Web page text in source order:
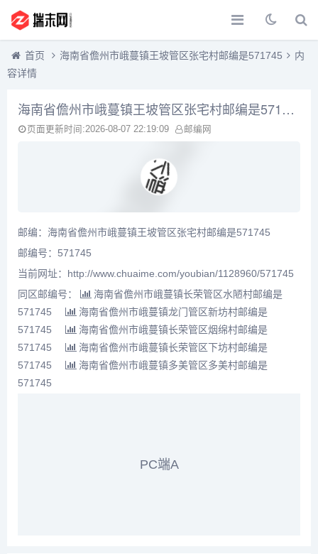
首页 海南省儋州市峨蔓镇王坡管区张宅村邮编是571745
内
容详情
海南省儋州市峨蔓镇王坡管区张宅村邮编是571745
页面更新时间:2026-08-07 22:19:09 邮编网
邮编：海南省儋州市峨蔓镇王坡管区张宅村邮编是571745
邮编号：571745
当前网址：http://www.chuaime.com/youbian/1128960/571745
同区邮编号：
海南省儋州市峨蔓镇长荣管区水陋村邮编是
571745
海南省儋州市峨蔓镇龙门管区新坊村邮编是
571745
海南省儋州市峨蔓镇长荣管区烟绵村邮编是
571745
海南省儋州市峨蔓镇长荣管区下坊村邮编是
571745
海南省儋州市峨蔓镇多美管区多美村邮编是
571745
PC端A